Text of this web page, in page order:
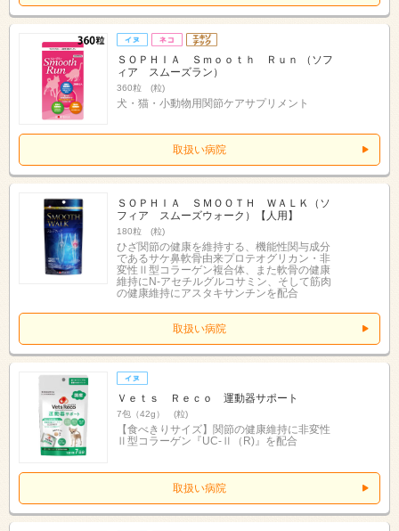
ＳＯＰＨＩＡ Ｓｍｏｏｔｈ Ｒｕｎ （ソフ
ィア スムーズラン）
360粒 (粒)
犬・猫・小動物用関節ケアサプリメント
取扱い病院
ＳＯＰＨＩＡ ＳＭＯＯＴＨ ＷＡＬＫ（ソ
フィア スムーズウォーク）【人用】
180粒 (粒)
ひざ関節の健康を維持する、機能性関与成分
であるサケ鼻軟骨由来プロテオグリカン・非
変性Ⅱ型コラーゲン複合体、また軟骨の健康
維持にN-アセチルグルコサミン、そして筋肉
の健康維持にアスタキサンチンを配合
取扱い病院
Ｖｅｔｓ Ｒｅｃｏ 運動器サポート
7包（42g） (粒)
【食べきりサイズ】関節の健康維持に非変性
Ⅱ型コラーゲン『UC-Ⅱ（R)』を配合
取扱い病院